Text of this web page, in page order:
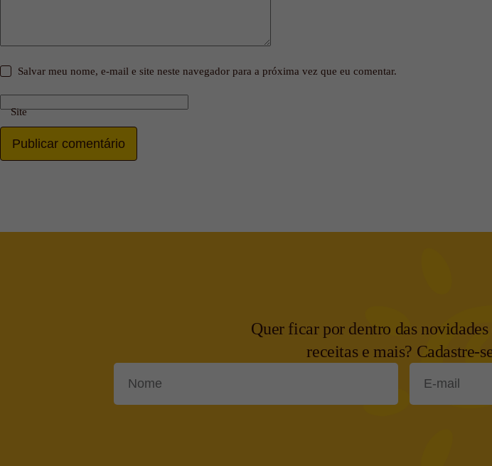
Salvar meu nome, e-mail e site neste navegador para a próxima vez que eu comentar.
Site
Publicar comentário
Quer ficar por dentro das
receitas e mais? Cadastre-